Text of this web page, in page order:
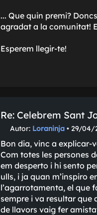
... Que quin premi?
agradat a la comunitat!
Esperem llegir-te!
Re: Celebrem Sant
M
s
s
a
t
g
e
Autor: Loraninja • 29/04/
Bon dia, vinc a explicar-
Com totes les persones
em desperto i hi sento
ulls, i ja quan m'inspiro
l'agarrotamenta, el que
sempre i va resultar que
de llavors vaig fer